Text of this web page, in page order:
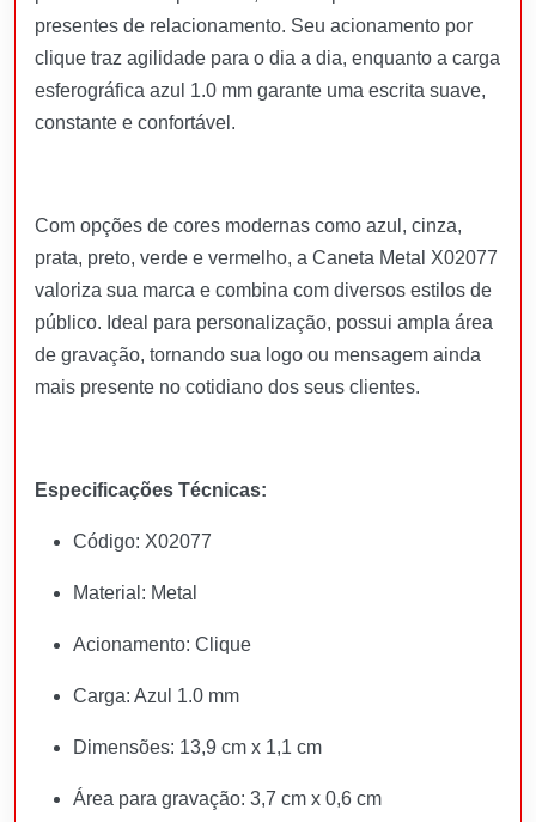
presentes de relacionamento. Seu acionamento por
clique traz agilidade para o dia a dia, enquanto a carga
esferográfica azul 1.0 mm garante uma escrita suave,
constante e confortável.
Com opções de cores modernas como azul, cinza,
prata, preto, verde e vermelho, a Caneta Metal X02077
valoriza sua marca e combina com diversos estilos de
público. Ideal para personalização, possui ampla área
de gravação, tornando sua logo ou mensagem ainda
mais presente no cotidiano dos seus clientes.
Especificações Técnicas:
Código: X02077
Material: Metal
Acionamento: Clique
Carga: Azul 1.0 mm
Dimensões: 13,9 cm x 1,1 cm
Área para gravação: 3,7 cm x 0,6 cm